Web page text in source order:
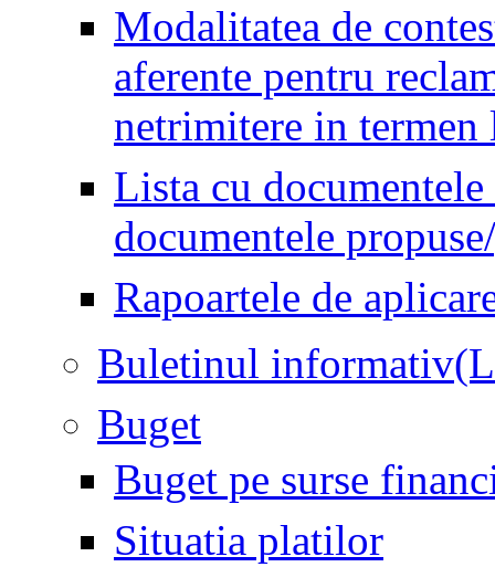
Modalitatea de
aferente pentru
netrimitere in termen
Lista cu
documentele
Rapoartele de
Buletinul
Buget
Buget pe surse
Situatia platilor